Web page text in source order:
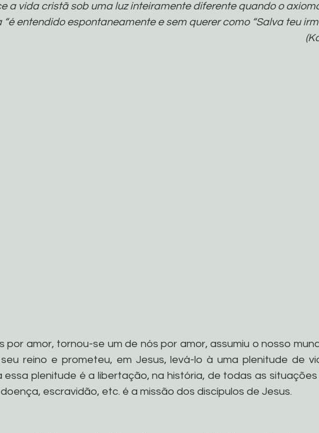
a vida cristã sob uma luz inteiramente diferente quando o
“é entendido espontaneamente e sem querer como “Salva teu
por amor, tornou-se um de nós por amor, assumiu o nosso
reino e prometeu, em Jesus, levá-lo à uma plenitude de
essa plenitude é a libertação, na história, de todas as
escravidão, etc. é a missão dos discípulos de Jesus.